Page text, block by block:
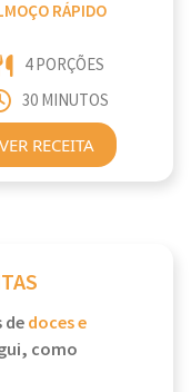
RÁPIDO
4 PORÇÕES
30 MINUTOS
VER RECEITA
dedoces e
como